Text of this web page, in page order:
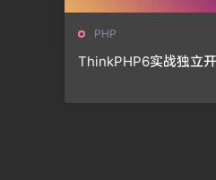
PHP
ThinkPHP6实战独立开